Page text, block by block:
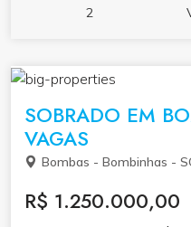
funcional, sala de jantar
bem-estar em todos os
R$ 1.250.000,00. Entre
uma visita ou saber
oportunidade.
2
SOBRADO EM
VAGAS
Bombas - Bombinhas -
R$ 1.250.000,00